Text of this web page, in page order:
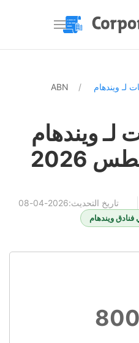
لـ ويندهام ABN
لـ ويندهام
تاريخ التحديث:2026-04-08